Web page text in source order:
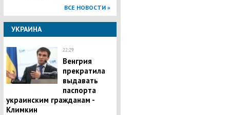
ВСЕ НОВОСТИ »
УКРАИНА
22:29
Венгрия
прекратила
выдавать
паспорта
украинским гражданам -
Климкин